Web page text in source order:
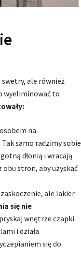
ale również
wyeliminować to
na
samo radzimy sobie
dłonią i wracają
stron, aby uzyskać
ale lakier
się nie
wnętrze czapki
i działa
się do